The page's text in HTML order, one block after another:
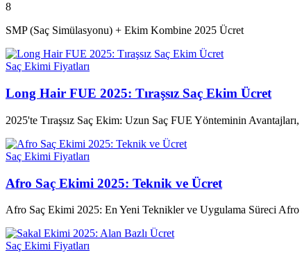
8
SMP (Saç Simülasyonu) + Ekim Kombine 2025 Ücret
Saç Ekimi Fiyatları
Long Hair FUE 2025: Tıraşsız Saç Ekim Ücret
2025'te Tıraşsız Saç Ekim: Uzun Saç FUE Yönteminin
Saç Ekimi Fiyatları
Afro Saç Ekimi 2025: Teknik ve Ücret
Afro Saç Ekimi 2025: En Yeni Teknikler ve Uygulama Süreci Afro
Saç Ekimi Fiyatları